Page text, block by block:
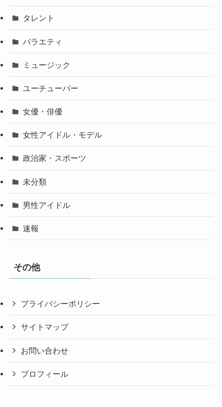
タレント
バラエティ
ミュージック
ユーチューバー
女優・俳優
女性アイドル・モデル
政治家・スポーツ
未分類
男性アイドル
速報
その他
プライバシーポリシー
サイトマップ
お問い合わせ
プロフィール